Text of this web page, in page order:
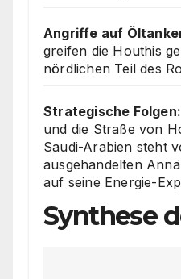
Angriffe auf
greifen die Houthis
nördlichen Teil des
Strategische Folgen:
und die Straße von
Saudi-Arabien steht
ausgehandelten
auf seine Energie-
Synthese